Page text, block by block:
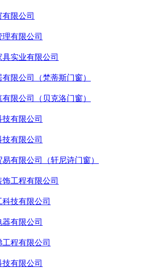
限公司
有限公司
实业有限公司
限公司（梵蒂斯门窗）
限公司（贝克洛门窗）
有限公司
有限公司
有限公司（轩尼诗门窗）
工程有限公司
技有限公司
有限公司
程有限公司
有限公司